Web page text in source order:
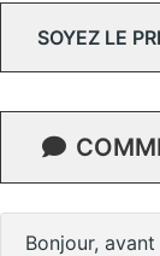
SOYEZ LE
Bonjour,